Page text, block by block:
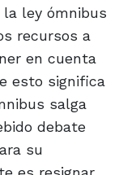
ley ómnibus
recursos a
en cuenta
esto significa
salga
debate
su